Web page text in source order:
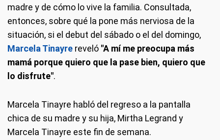
madre y de cómo lo vive la familia. Consultada,
entonces, sobre qué la pone más nerviosa de la
situación, si el debut del sábado o el del domingo,
Marcela Tinayre reveló "A mí me preocupa más
mamá porque quiero que la pase bien, quiero que
lo disfrute".
Marcela Tinayre habló del regreso a la pantalla
chica de su madre y su hija, Mirtha Legrand y
Marcela Tinayre este fin de semana.